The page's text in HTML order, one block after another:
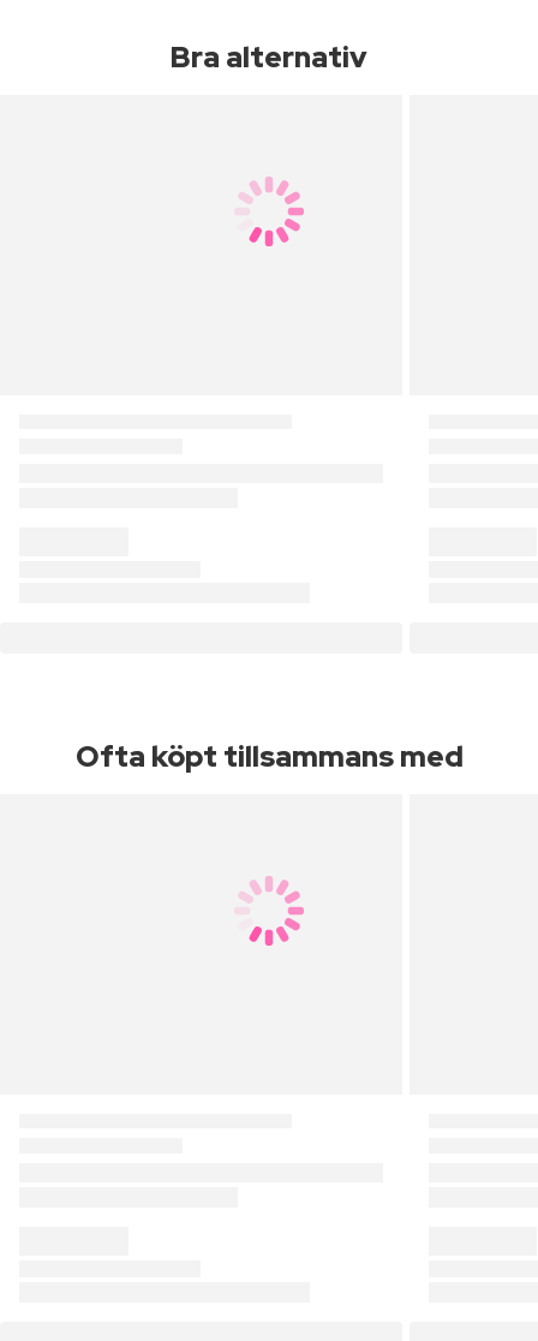
Bra alternativ
Ofta köpt tillsammans med